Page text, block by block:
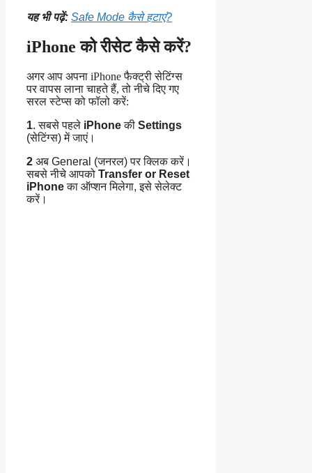
यह भी पढ़ें: Safe Mode कैसे हटाएं?
iPhone को रीसेट कैसे करें?
अगर आप अपना iPhone फैक्ट्री सेटिंग्स
पर वापस लाना चाहते हैं, तो नीचे दिए गए
सरल स्टेप्स को फॉलो करें:
1. सबसे पहले iPhoneकी Settings
(सेटिंग्स) में जाएं।
2 अब General (जनरल) पर क्लिक करें।
सबसे नीचे आपको Transfer or Reset
iPhoneका ऑप्शन मिलेगा, इसे सेलेक्ट
करें।